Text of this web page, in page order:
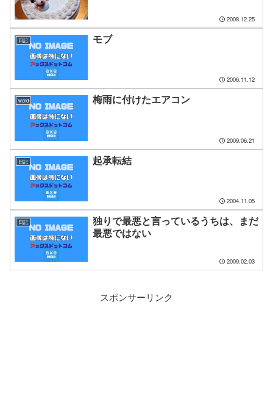
2008.12.25
日記 モブ
2006.11.12
word 梅雨に付けたエアコン
2009.06.21
日記 起承転結
2004.11.05
日記
独りで最悪と言っているうちは、まだ
最悪ではない
2009.02.03
スポンサーリンク